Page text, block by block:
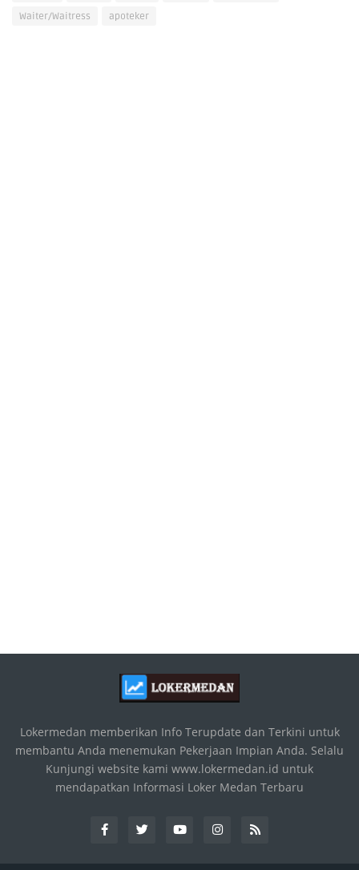
Waiter/Waitress
apoteker
Lokermedan memberikan Info Terupdate dan Terkini untuk
membantu Anda menemukan Pekerjaan Impian Anda. Selalu
Kunjungi website kami www.lokermedan.id untuk
mendapatkan Informasi Loker Medan Terbaru